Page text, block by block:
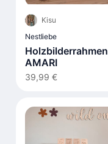
Kisu
Nestliebe
Holzbilderrahmen
AMARI
39,99 €